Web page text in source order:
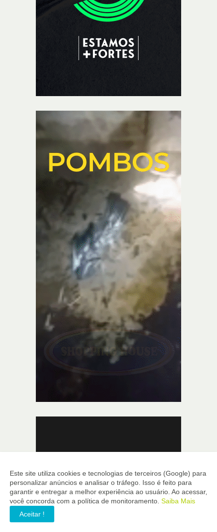
Este site utiliza cookies e tecnologias de terceiros (Google) para
personalizar anúncios e analisar o tráfego. Isso é feito para
garantir e entregar a melhor experiência ao usuário. Ao acessar,
você concorda com a política de monitoramento. Saiba Mais
Aceitar !